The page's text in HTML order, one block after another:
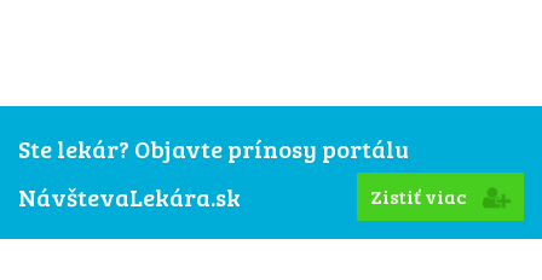
Ste lekár? Objavte prínosy portálu
NávštevaLekára.sk
Zistiť viac